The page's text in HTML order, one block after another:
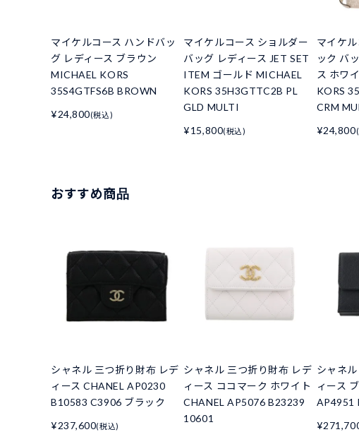
マイケルコース ハンドバッ
グ レディース ブラウン
MICHAEL KORS
35S4GTFS6B BROWN
¥24,800(税込)
マイケルコース ショルダー
バッグ レディース JET SET
ITEM ゴールド MICHAEL
KORS 35H3GTTC2B PL
GLD MULTI
¥15,800(税込)
マイケ
ック バ
ス ホワ
KORS
CRM
¥24,800
おすすめ商品
シャネル 三つ折り財布 レデ
ィース CHANEL AP0230
B10583 C3906 ブラック
¥237,600(税込)
シャネル 三つ折り財布 レデ
ィース ココマーク ホワイト
CHANEL AP5076 B23239
10601
シャネ
ィース
AP4951